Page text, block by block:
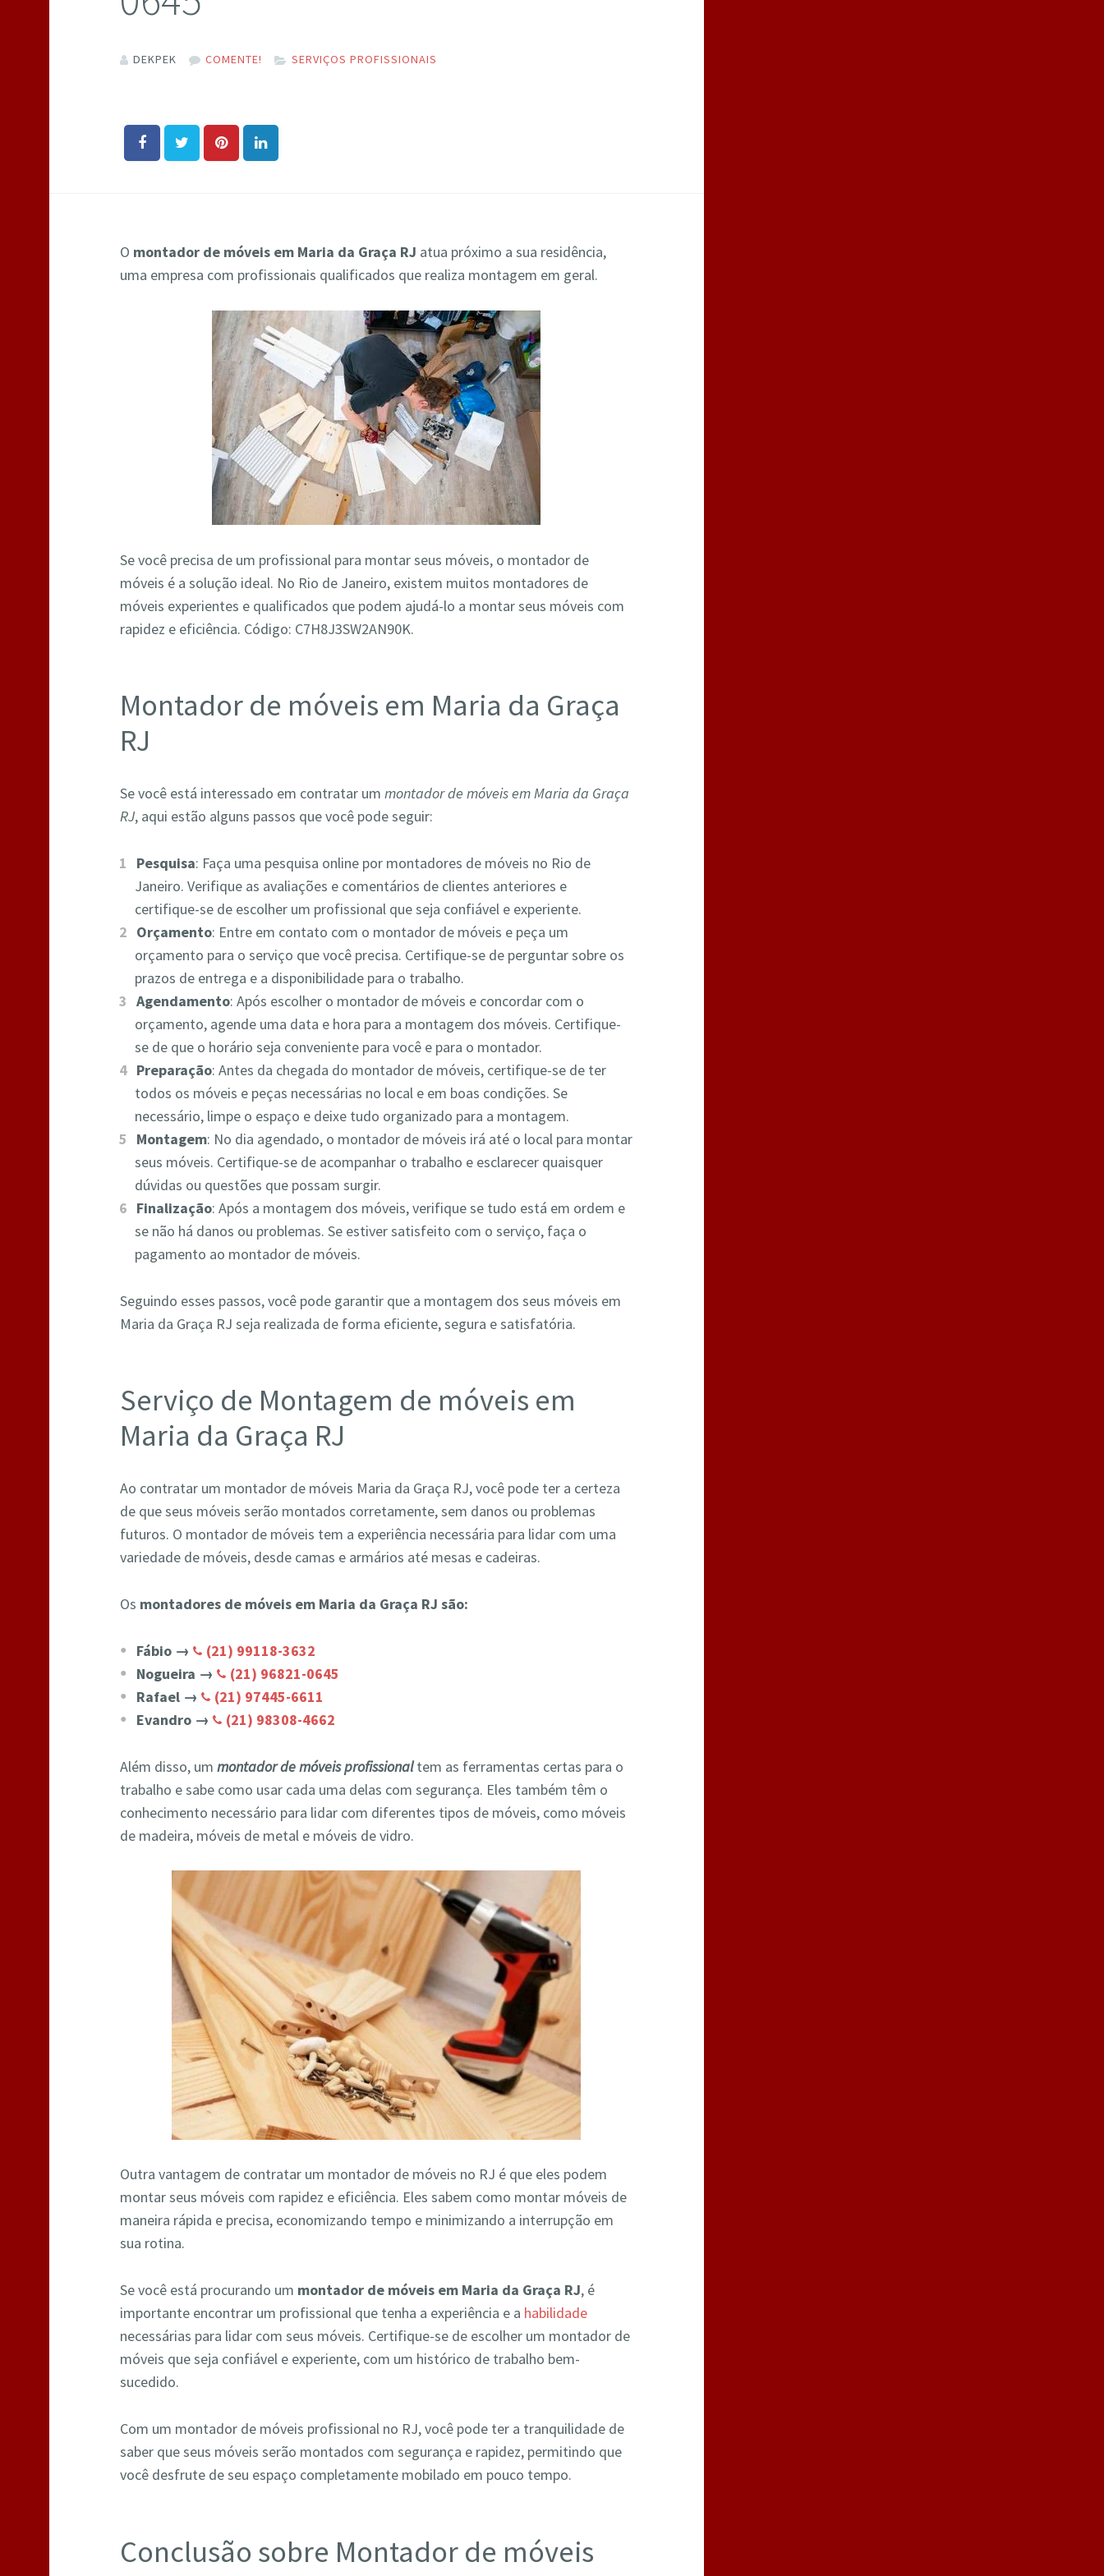
DEKPEK COMENTE! SERVIÇOS PROFISSIONAIS
O montador de móveis em Maria da Graça RJ atua próximo a sua residência,
uma empresa com profissionais qualificados que realiza montagem em geral.
Se você precisa de um profissional para montar seus móveis, o montador de
móveis é a solução ideal. No Rio de Janeiro, existem muitos montadores de
móveis experientes e qualificados que podem ajudá-lo a montar seus móveis com
rapidez e eficiência. Código: C7H8J3SW2AN90K.
Montador de móveis em Maria da Graça
RJ
Se você está interessado em contratar ummontador de móveis em Maria da Graça
RJ, aqui estão alguns passos que você pode seguir:
Pesquisa: Faça uma pesquisa online por montadores de móveis no Rio de
Janeiro. Verifique as avaliações e comentários de clientes anteriores e
certifique-se de escolher um profissional que seja confiável e experiente.
Orçamento: Entre em contato com o montador de móveis e peça um
orçamento para o serviço que você precisa. Certifique-se de perguntar sobre os
prazos de entrega e a disponibilidade para o trabalho.
Agendamento: Após escolher o montador de móveis e concordar com o
orçamento, agende uma data e hora para a montagem dos móveis. Certifique-
se de que o horário seja conveniente para você e para o montador.
Preparação: Antes da chegada do montador de móveis, certifique-se de ter
todos os móveis e peças necessárias no local e em boas condições. Se
necessário, limpe o espaço e deixe tudo organizado para a montagem.
Montagem: No dia agendado, o montador de móveis irá até o local para montar
seus móveis. Certifique-se de acompanhar o trabalho e esclarecer quaisquer
dúvidas ou questões que possam surgir.
Finalização: Após a montagem dos móveis, verifique se tudo está em ordem e
se não há danos ou problemas. Se estiver satisfeito com o serviço, faça o
pagamento ao montador de móveis.
Seguindo esses passos, você pode garantir que a montagem dos seus móveis em
Maria da Graça RJ seja realizada de forma eficiente, segura e satisfatória.
Serviço de Montagem de móveis em
Maria da Graça RJ
Ao contratar um montador de móveis Maria da Graça RJ, você pode ter a certeza
de que seus móveis serão montados corretamente, sem danos ou problemas
futuros. O montador de móveis tem a experiência necessária para lidar com uma
variedade de móveis, desde camas e armários até mesas e cadeiras.
Os montadores de móveis em Maria da Graça RJ são:
Fábio →
(21) 99118-3632
Nogueira →
(21) 96821-0645
Rafael →
(21) 97445-6611
Evandro →
(21) 98308-4662
Além disso, ummontador de móveis profissionaltem as ferramentas certas para o
trabalho e sabe como usar cada uma delas com segurança. Eles também têm o
conhecimento necessário para lidar com diferentes tipos de móveis, como móveis
de madeira, móveis de metal e móveis de vidro.
Outra vantagem de contratar um montador de móveis no RJ é que eles podem
montar seus móveis com rapidez e eficiência. Eles sabem como montar móveis de
maneira rápida e precisa, economizando tempo e minimizando a interrupção em
sua rotina.
Se você está procurando um montador de móveis em Maria da Graça RJ, é
importante encontrar um profissional que tenha a experiência e a habilidade
necessárias para lidar com seus móveis. Certifique-se de escolher um montador de
móveis que seja confiável e experiente, com um histórico de trabalho bem-
sucedido.
Com um montador de móveis profissional no RJ, você pode ter a tranquilidade de
saber que seus móveis serão montados com segurança e rapidez, permitindo que
você desfrute de seu espaço completamente mobilado em pouco tempo.
Conclusão sobre Montador de móveis